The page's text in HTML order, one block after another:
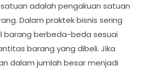
adalah pengakuan satuan
Dalam praktek bisnis sering
barang berbeda-beda sesuai
barang yang dibeli. Jika
dalam jumlah besar menjadi